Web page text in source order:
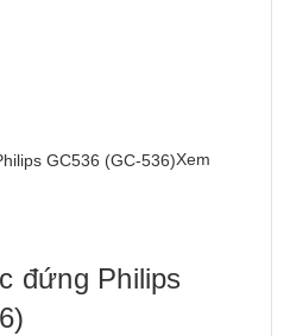
Xem
đứng Philips